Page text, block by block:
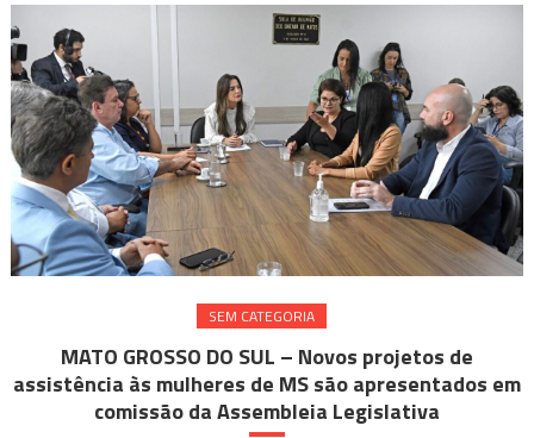
SEM CATEGORIA
MATO GROSSO DO SUL – Novos projetos de
assistência às mulheres de MS são apresentados em
comissão da Assembleia Legislativa